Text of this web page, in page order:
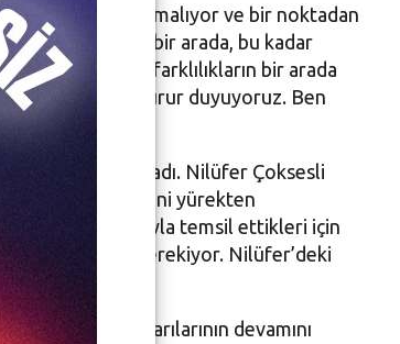
sarıp sarmalıyor ve bir noktadan
farklı seslerin bir arada, bu kadar
zamanda farklılıkların bir arada
ve bu koro ile gurur duyuyoruz. Ben
yalnız bırakmadı. Nilüfer Çoksesli
şef ve ekibini yürekten
başarıyla temsil ettikleri için
de yaymak gerekiyor. Nilüfer’deki
başarılarının devamını